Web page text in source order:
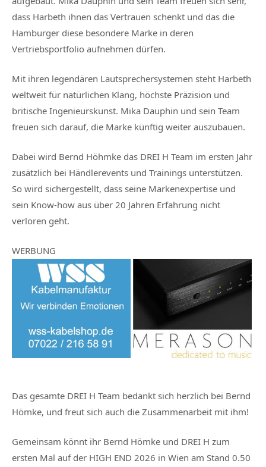
dass Harbeth ihnen das Vertrauen schenkt und das die
Hamburger diese besondere Marke in deren
Vertriebsportfolio aufnehmen dürfen.
Mit ihren legendären Lautsprechersystemen steht Harbeth
weltweit für natürlichen Klang, höchste Präzision und
britische Ingenieurskunst. Mika Dauphin und sein Team
freuen sich darauf, die Marke künftig weiter auszubauen.
Dabei wird Bernd Höhmke das DREI H Team im ersten Jahr
zusätzlich bei Händlerevents und Trainings unterstützen.
So wird sichergestellt, dass seine Markenexpertise und
sein Know-how aus über 20 Jahren Erfahrung nicht
verloren geht.
WERBUNG
Das gesamte DREI H Team bedankt sich herzlich bei Bernd
Hömke, und freut sich auch die Zusammenarbeit mit ihm!
Gemeinsam könnt ihr Bernd Hömke und DREI H zum
ersten Mal auf der HIGH END 2026 in Wien am Stand 0.50